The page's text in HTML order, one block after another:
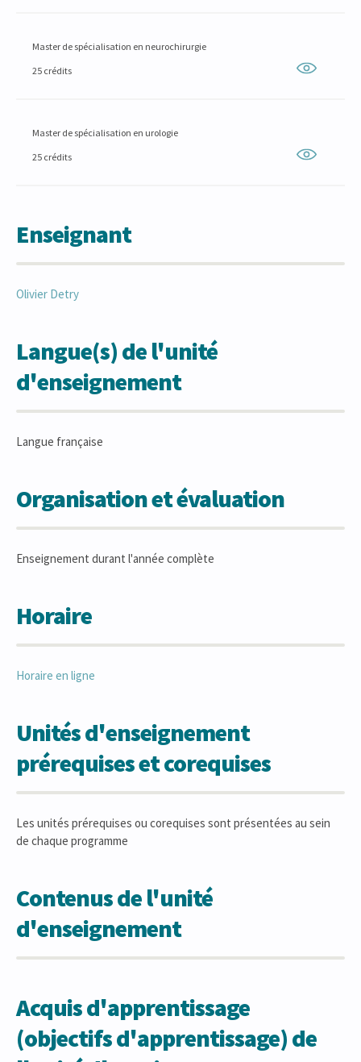
Master de spécialisation en neurochirurgie
25 crédits
Master de spécialisation en urologie
25 crédits
Enseignant
Olivier Detry
Langue(s) de l'unité
d'enseignement
Langue française
Organisation et évaluation
Enseignement durant l'année complète
Horaire
Horaire en ligne
Unités d'enseignement
prérequises et corequises
Les unités prérequises ou corequises sont présentées au sein
de chaque programme
Contenus de l'unité
d'enseignement
Acquis d'apprentissage
(objectifs d'apprentissage) de